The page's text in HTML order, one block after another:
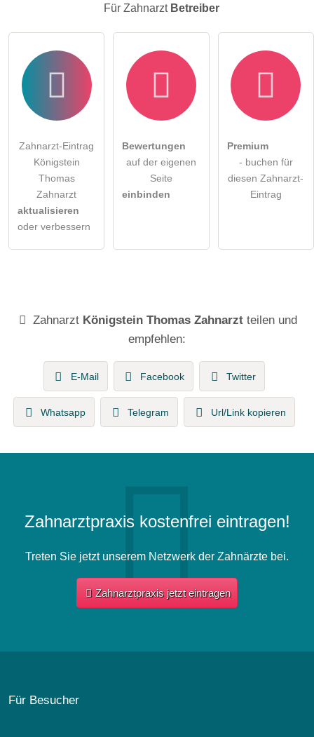
Für Zahnarzt Betreiber
Zahnarzt-Eintrag
Königstein
Thomas
Zahnarzt
aktualisieren
oder verbessern
Bewertungen
auf der eigenen
Seite
einbinden
Premium
- buchen für
diesen Zahnarzt-
Eintrag
Zahnarzt Königstein Thomas Zahnarzt teilen und
empfehlen:
E-Mail Facebook Twitter
Whatsapp Telegram Url/Link kopieren
Zahnarztpraxis kostenfrei eintragen!
Treten Sie jetzt unserem Netzwerk der Zahnärzte bei.
Zahnarztpraxis jetzt eintragen
Für Besucher